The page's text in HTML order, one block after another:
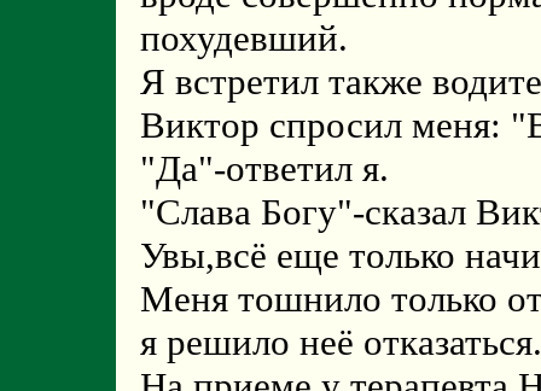
похудевший.
Я встретил также
Виктор спросил меня:
"Да"-ответил я.
"Слава Богу"-сказал
Увы,всё еще только
Меня тошнило только
я решило неё отказаться.